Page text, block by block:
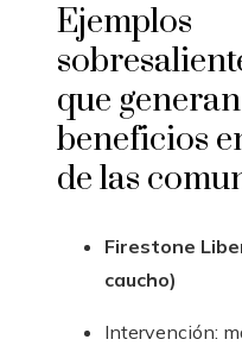
Ejemplos
que generan
beneficios
de las
Firestone
caucho)
Intervención: